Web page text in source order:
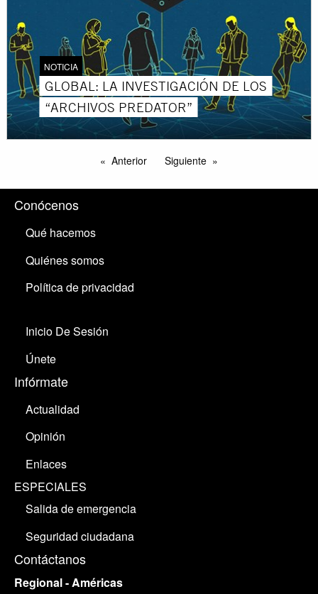
NOTICIA
GLOBAL: LA INVESTIGACIÓN DE LOS
“ARCHIVOS PREDATOR”
Anterior Siguiente
Conócenos
Qué hacemos
Quiénes somos
Política de privacidad
Inicio De Sesión
Únete
Infórmate
Actualidad
Opinión
Enlaces
ESPECIALES
Salida de emergencia
Seguridad ciudadana
Contáctanos
Regional - Américas